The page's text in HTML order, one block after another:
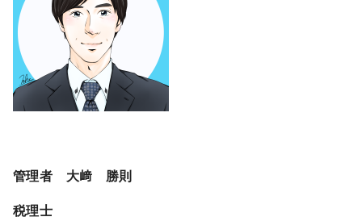
管理者 大﨑 勝則
税理士